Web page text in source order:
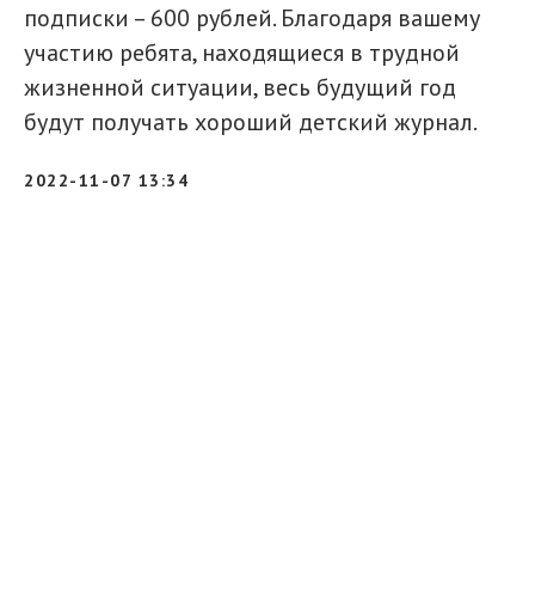
подписки – 600 рублей. Благодаря вашему
участию ребята, находящиеся в трудной
жизненной ситуации, весь будущий год
будут получать хороший детский журнал.
2022-11-07 13:34